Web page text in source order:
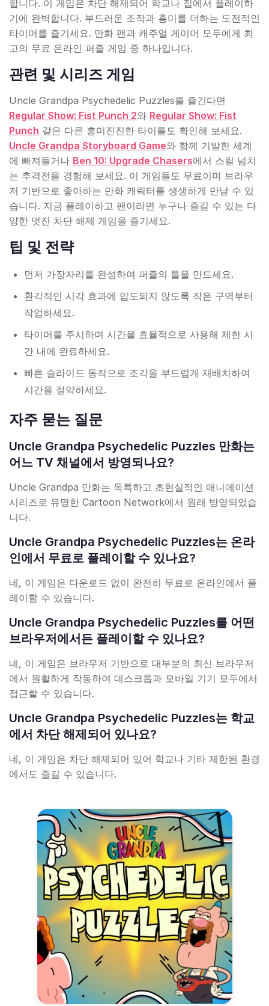
합니다. 이 게임은 차단 해제되어 학교나 집에서 플레이하
기에 완벽합니다. 부드러운 조작과 흥미를 더하는 도전적인
타이머를 즐기세요. 만화 팬과 캐주얼 게이머 모두에게 최
고의 무료 온라인 퍼즐 게임 중 하나입니다.
관련 및 시리즈 게임
Uncle Grandpa Psychedelic Puzzles를 즐긴다면
Regular Show: Fist Punch 2와 Regular Show: Fist
Punch 같은 다른 흥미진진한 타이틀도 확인해 보세요.
Uncle Grandpa Storyboard Game와 함께 기발한 세계
에 빠져들거나 Ben 10: Upgrade Chasers에서 스릴 넘치
는 추격전을 경험해 보세요. 이 게임들도 무료이며 브라우
저 기반으로 좋아하는 만화 캐릭터를 생생하게 만날 수 있
습니다. 지금 플레이하고 팬이라면 누구나 즐길 수 있는 다
양한 멋진 차단 해제 게임을 즐기세요.
팁 및 전략
먼저 가장자리를 완성하여 퍼즐의 틀을 만드세요.
환각적인 시각 효과에 압도되지 않도록 작은 구역부터
작업하세요.
타이머를 주시하며 시간을 효율적으로 사용해 제한 시
간 내에 완료하세요.
빠른 슬라이드 동작으로 조각을 부드럽게 재배치하여
시간을 절약하세요.
자주 묻는 질문
Uncle Grandpa Psychedelic Puzzles 만화는
어느 TV 채널에서 방영되나요?
Uncle Grandpa 만화는 독특하고 초현실적인 애니메이션
시리즈로 유명한 Cartoon Network에서 원래 방영되었습
니다.
Uncle Grandpa Psychedelic Puzzles는 온라
인에서 무료로 플레이할 수 있나요?
네, 이 게임은 다운로드 없이 완전히 무료로 온라인에서 플
레이할 수 있습니다.
Uncle Grandpa Psychedelic Puzzles를 어떤
브라우저에서든 플레이할 수 있나요?
네, 이 게임은 브라우저 기반으로 대부분의 최신 브라우저
에서 원활하게 작동하여 데스크톱과 모바일 기기 모두에서
접근할 수 있습니다.
Uncle Grandpa Psychedelic Puzzles는 학교
에서 차단 해제되어 있나요?
네, 이 게임은 차단 해제되어 있어 학교나 기타 제한된 환경
에서도 즐길 수 있습니다.